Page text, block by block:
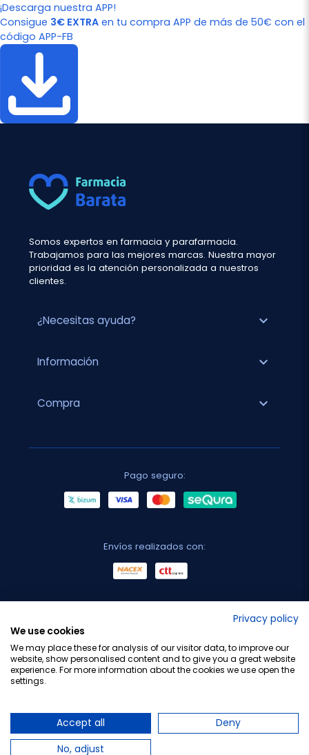
¡Descarga nuestra APP!
Consigue 3€ EXTRA en tu compra APP de más de 50€ con el
código APP-FB
Somos expertos en farmacia y parafarmacia.
Trabajamos para las mejores marcas. Nuestra mayor
prioridad es la atención personalizada a nuestros
clientes.
¿Necesitas ayuda? expand_more
Información expand_more
Compra expand_more
Pago seguro:
Envíos realizados con:
Privacy policy
We use cookies
We may place these for analysis of our visitor data, to improve our
website, show personalised content and to give you a great website
experience. For more information about the cookies we use open the
settings.
Accept all
Deny
No, adjust